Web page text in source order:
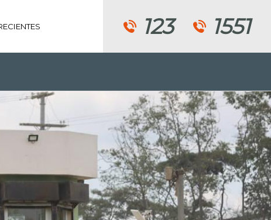
123 1551